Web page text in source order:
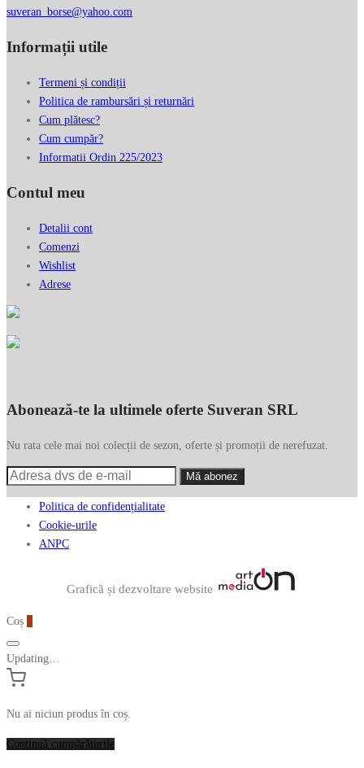
suveran_borse@yahoo.com
Informații utile
Termeni și condiții
Politica de rambursări și returnări
Cum plătesc?
Cum cumpăr?
Informatii Ordin 225/2023
Contul meu
Detalii cont
Comenzi
Wishlist
Adrese
Abonează-te la ultimele oferte Suveran SRL
Nu rata cele mai noi colecții de sezon, oferte și promoții de nerefuzat.
Politica de confidențialitate
Cookie-urile
ANPC
Graficã și dezvoltare website
Coș
Updating…
Nu ai niciun produs în coș.
Continuă cumpărăturile